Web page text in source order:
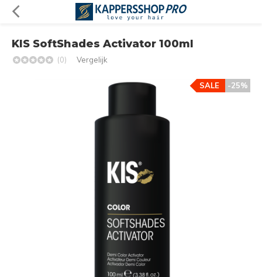
KIS SoftShades Activator 100ml
(0) Vergelijk
-25%
SALE